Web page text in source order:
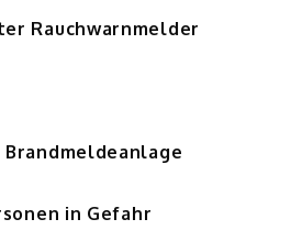
Rauchwarnmelder
Brandmeldeanlage
in Gefahr